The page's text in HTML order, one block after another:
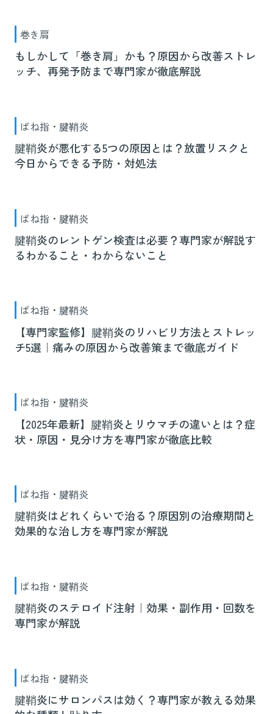
巻き肩
もしかして「巻き肩」かも？原因から改善ストレ
ッチ、再発予防まで専門家が徹底解説
ばね指・腱鞘炎
腱鞘炎が悪化する5つの原因とは？放置リスクと
今日からできる予防・対処法
ばね指・腱鞘炎
腱鞘炎のレントゲン検査は必要？専門家が解説す
るわかること・わからないこと
ばね指・腱鞘炎
【専門家監修】腱鞘炎のリハビリ方法とストレッ
チ5選｜痛みの原因から改善策まで徹底ガイド
ばね指・腱鞘炎
【2025年最新】腱鞘炎とリウマチの違いとは？症
状・原因・見分け方を専門家が徹底比較
ばね指・腱鞘炎
腱鞘炎はどれくらいで治る？原因別の治療期間と
効果的な治し方を専門家が解説
ばね指・腱鞘炎
腱鞘炎のステロイド注射｜効果・副作用・回数を
専門家が解説
ばね指・腱鞘炎
腱鞘炎にサロンパスは効く？専門家が教える効果